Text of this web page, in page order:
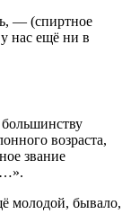
— (спиртное
нас ещё ни в
возраста,
звание
молодой, бывало,